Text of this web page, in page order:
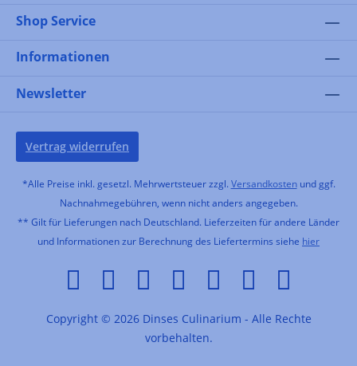
Shop Service
Informationen
Newsletter
Vertrag widerrufen
*Alle Preise inkl. gesetzl. Mehrwertsteuer zzgl. Versandkostenund ggf.
Nachnahmegebühren, wenn nicht anders angegeben.
** Gilt für Lieferungen nach Deutschland. Lieferzeiten für andere Länder
und Informationen zur Berechnung des Liefertermins siehe hier
Copyright © 2026 Dinses Culinarium - Alle Rechte
vorbehalten.